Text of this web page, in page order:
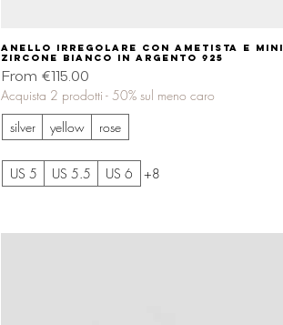
Quick View
Anello irregolare con ametista e mini
zircone bianco in argento 925
From €115.00
Sale Price
Acquista 2 prodotti - 50% sul meno caro
silver
yellow rose
US 5 US 5.5 US 6 +8